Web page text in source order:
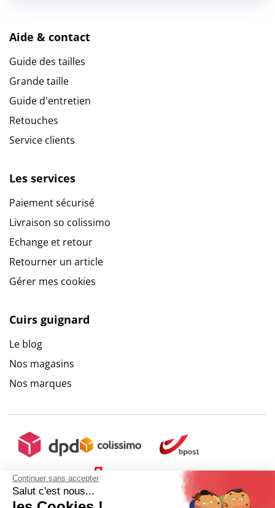
Continuer sans accepter
Salut c'est nous...
Aide & contact
Guide des tailles
Grande taille
Guide d'entretien
Retouches
Service clients
Les services
Paiement sécurisé
Livraison so colissimo
Echange et retour
Retourner un article
Gérer mes cookies
Cuirs guignard
Le blog
Nos magasins
Nos marques